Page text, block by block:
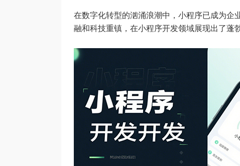
在数字化转型的汹涌浪潮中，小程序已成为企
融和科技重镇，在小程序开发领域展现出了蓬